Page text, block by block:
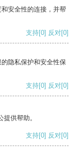
安全性的连接，并帮
支持[0] 反对[0]
隐私保护和安全性保
支持[0] 反对[0]
供帮助。
支持[0] 反对[0]